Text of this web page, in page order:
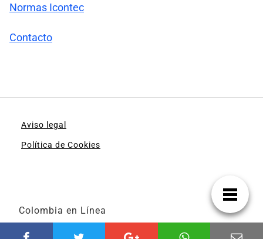
Normas Icontec
Contacto
Aviso legal
Política de Cookies
Colombia en Línea